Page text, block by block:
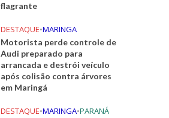
flagrante
DESTAQUE•MARINGA
Motorista perde controle de
Audi preparado para
arrancada e destrói veículo
após colisão contra árvores
em Maringá
DESTAQUE•MARINGA•PARANÁ